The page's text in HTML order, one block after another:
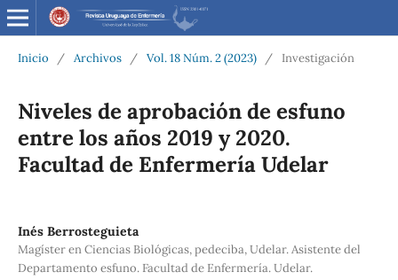
Inicio / Archivos / Vol. 18 Núm. 2 (2023) / Investigación
Niveles de aprobación de esfuno
entre los años 2019 y 2020.
Facultad de Enfermería Udelar
Inés Berrosteguieta
Magíster en Ciencias Biológicas, pedeciba, Udelar. Asistente del
Departamento esfuno. Facultad de Enfermería. Udelar.